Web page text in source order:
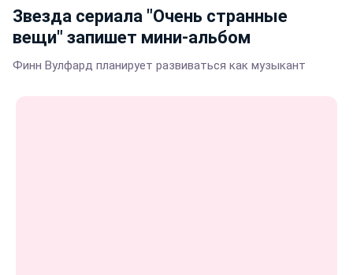
Звезда сериала "Очень странные
вещи" запишет мини-альбом
Финн Вулфард планирует развиваться как музыкант